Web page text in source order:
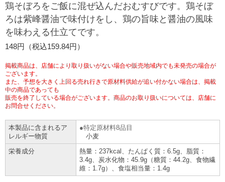
ギフト
プリペイドカード・金券
ニンテンドー・ダウンロードカード
コピー
プリント
スキャン
ファクス
チケット
プリペイドサービス
スポーツ振興くじ
宅配便
切手・はがき・印紙
セブン銀行ATM
ご利用可能なお支払い方法
スマホプリペイド
レジでApple Accountにチャージ
チケットサービス
セブンチケット
イープラス
JTB
セブン‐イレブンでお受取り
セブンネットショッピング
企業理念
会社概要
貸借対照表・損益計算書
沿革
国内店舗数
売上高、店舗数推移
セブン‐イレブンの海外事業
セブン＆アイ・ホールディングスの重点課題
サステナビリティ活動基本方針
サステナビリティ推進体制
GREEN CHALLENGE 2050
4VISIONS
サステナビリティニュース
サステナビリティレポート
加盟店オーナー募集 物件募集・購入
アルバイト情報
店舗検索
お問い合わせ
Language
English (Corporate)
English (Services)
简体中文(服务)
鶏そぼろをご飯に混ぜ込んだおむすびです。鶏そぼ
ろは紫峰醤油で味付けをし、鶏の旨味と醤油の風味
を味わえる仕立てです。
148円（税込159.84円）
掲載商品は、店舗により取り扱いがない場合や販売地域内でも未発売の場合が
ございます。
また、予想を大きく上回る売れ行きで原材料供給が追い付かない場合は、掲載
中の商品であっても
販売を終了している場合がございます。商品のお取り扱いについては、店舗に
お問合せください。
本製品に含まれるア
レルギー物質
特定原材料8品目
小麦
栄養成分
熱量：237kcal、たんぱく質：6.5g、脂質：
3.4g、炭水化物：45.9g（糖質：44.2g、食物繊
維：1.7g）、食塩相当量：1.4g